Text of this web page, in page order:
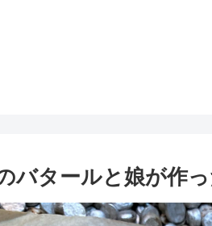
バタールと娘が作